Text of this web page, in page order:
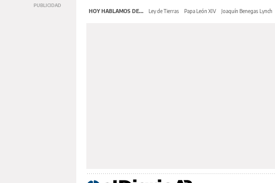
HOY HABLAMOS DE... Ley de Tierras Papa León XIV Joaquín Benegas Lynch